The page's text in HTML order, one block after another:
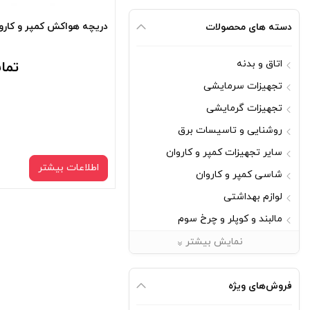
دسته های محصولات
اتاق و بدنه
تجهیزات سرمایشی
تجهیزات گرمایشی
روشنایی و تاسیسات برق
سایر تجهیزات کمپر و کاروان
شاسی کمپر و کاروان
لوازم بهداشتی
مالبند و کوپلر و چرخ سوم
نمایش بیشتر
فروش‌های ویژه
دریچه هواکش کمپر و
اطلاعات بیشتر